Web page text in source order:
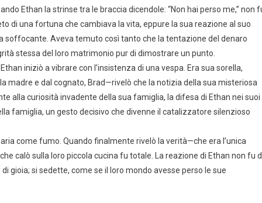
Ethan la strinse tra le braccia dicendole: “Non hai perso me,” non
di una fortuna che cambiava la vita, eppure la sua reazione al suo
Aveva temuto così tanto che la tentazione del denaro
stessa del loro matrimonio pur di dimostrare un punto.
iniziò a vibrare con l’insistenza di una vespa. Era sua sorella,
madre e dal cognato, Brad—rivelò che la notizia della sua misteriosa
alla curiosità invadente della sua famiglia, la difesa di Ethan nei suoi
famiglia, un gesto decisivo che divenne il catalizzatore silenzioso
come fumo. Quando finalmente rivelò la verità—che era l’unica
calò sulla loro piccola cucina fu totale. La reazione di Ethan non fu
gioia; si sedette, come se il loro mondo avesse perso le sue